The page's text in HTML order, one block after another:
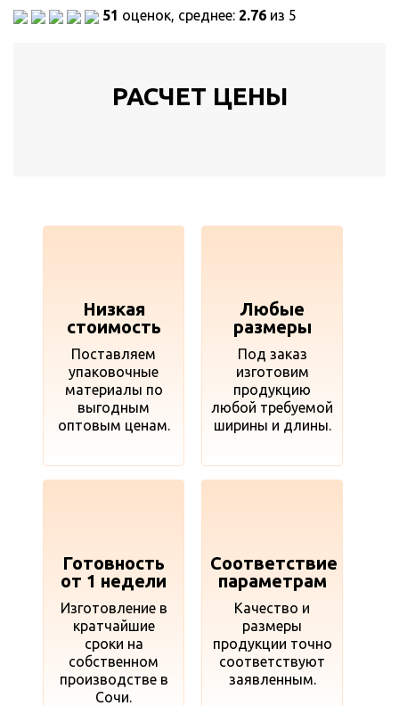
51 оценок, среднее: 2.76 из 5
РАСЧЕТ ЦЕНЫ
Низкая
стоимость
Поставляем
упаковочные
материалы по
выгодным
оптовым ценам.
Любые
размеры
Под заказ
изготовим
продукцию
любой требуемой
ширины и длины.
Готовность
от 1 недели
Изготовление в
кратчайшие
сроки на
собственном
производстве в
Сочи.
Соответствие
параметрам
Качество и
размеры
продукции точно
соответствуют
заявленным.